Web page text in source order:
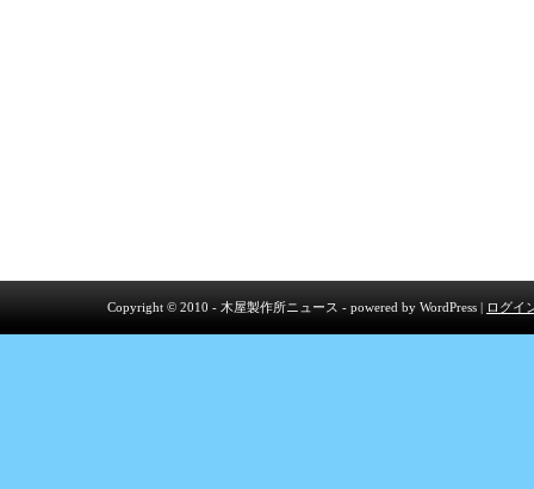
Copyright © 2010 - 木屋製作所ニュース - powered by WordPress | ログイ